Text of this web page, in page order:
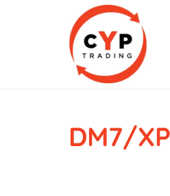
CYP Trading
Professionelle Ersatzteilbeschaffung
DM7/